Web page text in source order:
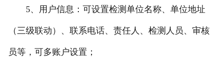
5、用户信息：可设置检测单位名称、单位地址
（三级联动）、联系电话、责任人、检测人员、审核
员等，可多账户设置；